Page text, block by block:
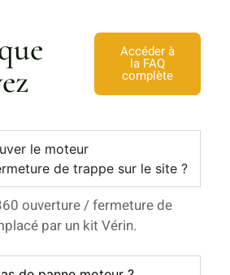
Accéder à
la FAQ
complète
le moteur
de trappe sur le site ?
ouverture / fermeture de
par un kit Vérin.